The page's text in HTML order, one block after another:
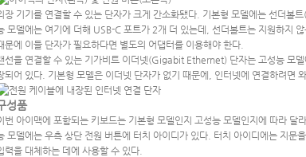
장 기기를 연결할 수 있는 단자가 크게 간소화됐다. 기본형 모델에는 선더
모델에는 여기에 더해 USB-C 포트가 2개 더 있는데, 선더볼트는 지원하지
문에 이들 단자가 필요하다면 별도의 어댑터를 이용해야 한다.
선을 연결할 수 있는 기가비트 이더넷(Gigabit Ethernet) 단자는 고성능 모
되어 있다. 기본형 모델은 이더넷 단자가 없기 때문에, 인터넷에 연결하려면
성품
번 아이맥에 포함되는 키보드는 기본형 모델인지 고성능 모델인지에 따라 달
모델에는 우측 상단 전원 버튼에 터치 아이디가 있다. 터치 아이디에는 지문
력을 대체하는 데에 사용할 수 있다.